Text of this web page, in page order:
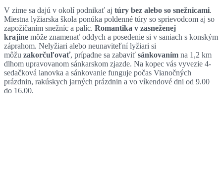
V zime sa dajú v okolí podnikať aj túry bez alebo so snežnicami.
Miestna lyžiarska škola ponúka poldenné túry so sprievodcom aj so
zapožičaním snežníc a palíc. Romantika v zasneženej
krajine môže znamenať oddych a posedenie si v saniach s konským
záprahom. Nelyžiari alebo neunaviteľní lyžiari si
môžu zakorčuľovať, prípadne sa zabaviť sánkovaním na 1,2 km
dlhom upravovanom sánkarskom zjazde. Na kopec vás vyvezie 4-
sedačková lanovka a sánkovanie funguje počas Vianočných
prázdnin, rakúskych jarných prázdnin a vo víkendové dni od 9.00
do 16.00.